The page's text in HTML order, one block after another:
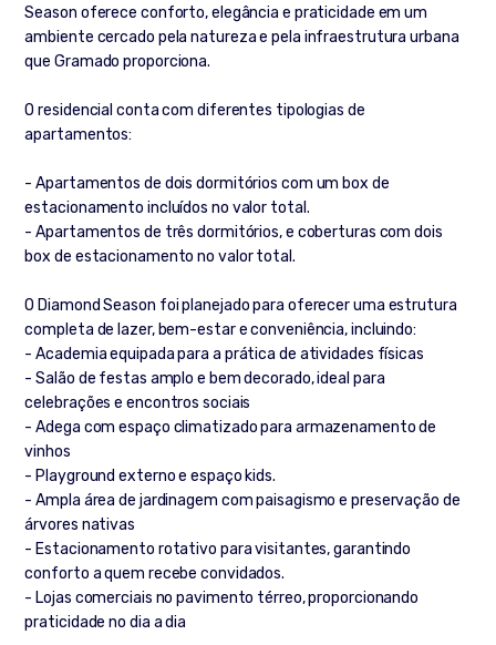
Season oferece conforto, elegância e praticidade em um
ambiente cercado pela natureza e pela infraestrutura urbana
que Gramado proporciona.
O residencial conta com diferentes tipologias de
apartamentos:
- Apartamentos de dois dormitórios com um box de
estacionamento incluídos no valor total.
- Apartamentos de três dormitórios, e coberturas com dois
box de estacionamento no valor total.
O Diamond Season foi planejado para oferecer uma estrutura
completa de lazer, bem-estar e conveniência, incluindo:
- Academia equipada para a prática de atividades físicas
- Salão de festas amplo e bem decorado, ideal para
celebrações e encontros sociais
- Adega com espaço climatizado para armazenamento de
vinhos
- Playground externo e espaço kids.
- Ampla área de jardinagem com paisagismo e preservação de
árvores nativas
- Estacionamento rotativo para visitantes, garantindo
conforto a quem recebe convidados.
- Lojas comerciais no pavimento térreo, proporcionando
praticidade no dia a dia